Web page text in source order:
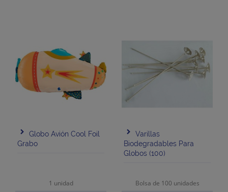
Globo Avión Cool Foil
Grabo
1 unidad
Varillas
Biodegradables Para
Globos (100)
Bolsa de 100 unidades